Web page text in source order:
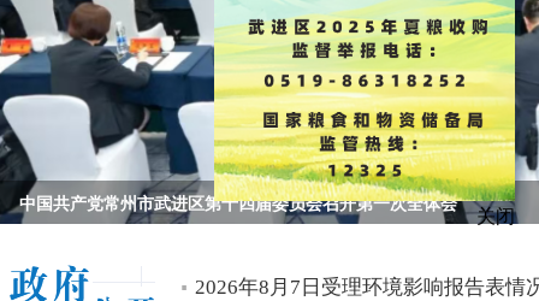
null
null
null
中国共产党常州市武进区第十四届委员会召开第一次全体会
null
null 2026年8月7日受理环境影响报告表情
关闭